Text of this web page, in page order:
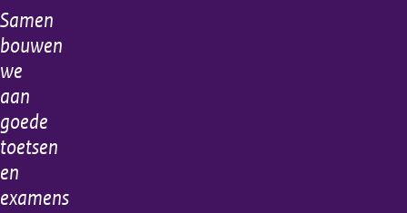
Algemene
informatie
Samen
bouwen
we
aan
goede
toetsen
en
examens